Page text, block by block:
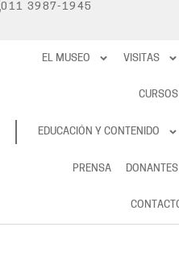
011 3987-1945
RESERVAS
EL MUSEO VISITAS
CURSOS
EDUCACIÓN Y CONTENIDO
PRENSA DONANTES